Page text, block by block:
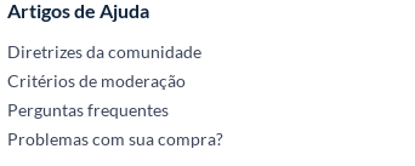
Artigos de Ajuda
Diretrizes da comunidade
Critérios de moderação
Perguntas frequentes
Problemas com sua compra?